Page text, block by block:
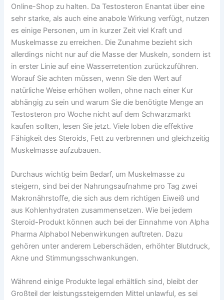
Online-Shop zu halten. Da Testosteron Enantat über eine
sehr starke, als auch eine anabole Wirkung verfügt, nutzen
es einige Personen, um in kurzer Zeit viel Kraft und
Muskelmasse zu erreichen. Die Zunahme bezieht sich
allerdings nicht nur auf die Masse der Muskeln, sondern ist
in erster Linie auf eine Wasserretention zurückzuführen.
Worauf Sie achten müssen, wenn Sie den Wert auf
natürliche Weise erhöhen wollen, ohne nach einer Kur
abhängig zu sein und warum Sie die benötigte Menge an
Testosteron pro Woche nicht auf dem Schwarzmarkt
kaufen sollten, lesen Sie jetzt. Viele loben die effektive
Fähigkeit des Steroids, Fett zu verbrennen und gleichzeitig
Muskelmasse aufzubauen.
Durchaus wichtig beim Bedarf, um Muskelmasse zu
steigern, sind bei der Nahrungsaufnahme pro Tag zwei
Makronährstoffe, die sich aus dem richtigen Eiweiß und
aus Kohlenhydraten zusammensetzen. Wie bei jedem
Steroid-Produkt können auch bei der Einnahme von Alpha
Pharma Alphabol Nebenwirkungen auftreten. Dazu
gehören unter anderem Leberschäden, erhöhter Blutdruck,
Akne und Stimmungsschwankungen.
Während einige Produkte legal erhältlich sind, bleibt der
Großteil der leistungssteigernden Mittel unlawful, es sei